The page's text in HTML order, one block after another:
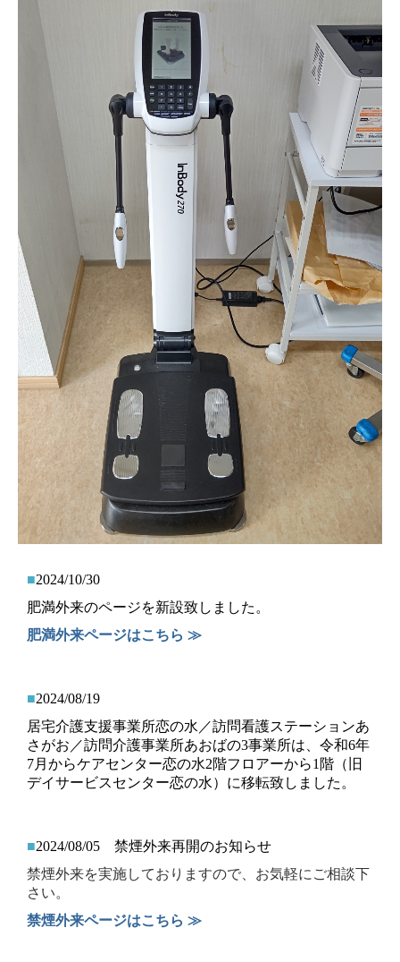
■2024/10/30
肥満外来のページを新設致しました。
肥満外来ページはこちら ≫
■2024/08/19
居宅介護支援事業所恋の水／訪問看護ステーションあ
さがお／訪問介護事業所あおばの3事業所は、 令和6年
7月からケアセンター恋の水2階フロアーから1階（旧
デイサービスセンター恋の水）に移転致しました。
■2024/08/05 禁煙外来再開のお知らせ
禁煙外来を実施しておりますので、お気軽にご相談下
さい。
禁煙外来ページはこちら ≫